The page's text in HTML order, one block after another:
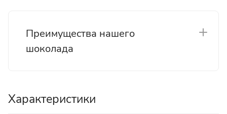
Преимущества нашего
шоколада
Характеристики